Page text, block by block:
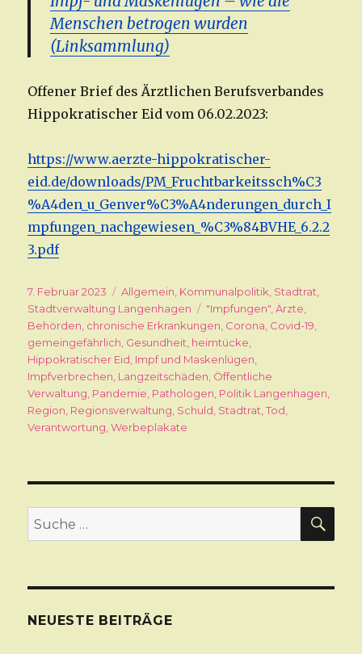
Menschen betrogen wurden
(Linksammlung)
Offener Brief des Ärztlichen Berufsverbandes
Hippokratischer Eid vom 06.02.2023:
https://www.aerzte-hippokratischer-
eid.de/downloads/PM_Fruchtbarkeitssch%C3
%A4den_u_Genver%C3%A4nderungen_durch_I
mpfungen_nachgewiesen_%C3%84BVHE_6.2.2
3.pdf
Veröffentlicht
am
7. Februar 2023 Kategorien
Allgemein, Kommunalpolitik, Stadtrat,
Stadtverwaltung Langenhagen
Schlagwörter
"Impfungen",Ärzte,
Behörden, chronische Erkrankungen, Corona, Covid-19,
gemeingefährlich, Gesundheit, heimtücke,
Hippokratischer Eid, Impf und Maskenlügen,
Impfverbrechen, Langzeitschäden, Öffentliche
Verwaltung, Pandemie, Pathologen, Politik Langenhagen,
Region, Regionsverwaltung, Schuld, Stadtrat,Tod,
Verantwortung,Werbeplakate
Suche
nach:
NEUESTE BEITRÄGE